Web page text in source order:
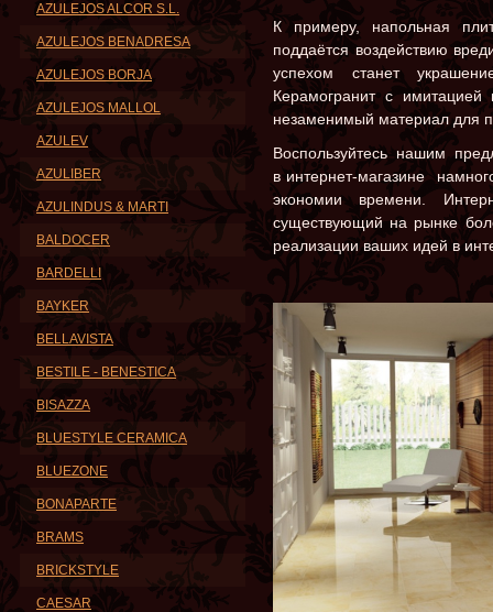
К примеру, напольная
поддаётся воздействию
успехом станет
Керамогранит с
незаменимый материал для
Воспользуйтесь нашим
в интернет-магазине
экономии времени.
существующий на рынке
реализации ваших идей в
AZULEJOS ALCOR S.L.
AZULEJOS BENADRESA
AZULEJOS BORJA
AZULEJOS MALLOL
AZULEV
AZULIBER
AZULINDUS & MARTI
BALDOCER
BARDELLI
BAYKER
BELLAVISTA
BESTILE - BENESTICA
BISAZZA
BLUESTYLE CERAMICA
BLUEZONE
BONAPARTE
BRAMS
BRICKSTYLE
CAESAR